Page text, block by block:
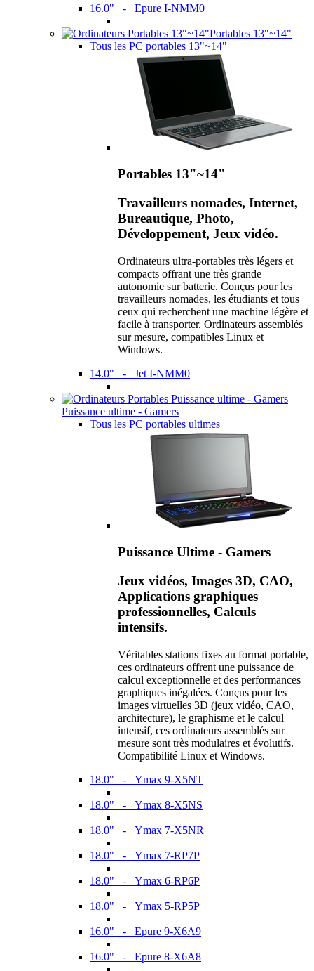
16.0" - Epure I-NMM0
Portables 13"~14"
Tous les PC portables 13"~14"
Portables 13"~14"
Travailleurs nomades, Internet,
Bureautique, Photo,
Développement, Jeux vidéo.
Ordinateurs ultra-portables très légers et
compacts offrant une très grande
autonomie sur batterie. Conçus pour les
travailleurs nomades, les étudiants et tous
ceux qui recherchent une machine légère et
facile à transporter. Ordinateurs assemblés
sur mesure, compatibles Linux et
Windows.
14.0" - Jet I-NMM0
Puissance ultime - Gamers
Tous les PC portables ultimes
Puissance Ultime - Gamers
Jeux vidéos, Images 3D, CAO,
Applications graphiques
professionnelles, Calculs
intensifs.
Véritables stations fixes au format portable,
ces ordinateurs offrent une puissance de
calcul exceptionnelle et des performances
graphiques inégalées. Conçus pour les
images virtuelles 3D (jeux vidéo, CAO,
architecture), le graphisme et le calcul
intensif, ces ordinateurs assemblés sur
mesure sont très modulaires et évolutifs.
Compatibilité Linux et Windows.
18.0" - Ymax 9-X5NT
18.0" - Ymax 8-X5NS
18.0" - Ymax 7-X5NR
18.0" - Ymax 7-RP7P
18.0" - Ymax 6-RP6P
18.0" - Ymax 5-RP5P
16.0" - Epure 9-X6A9
16.0" - Epure 8-X6A8